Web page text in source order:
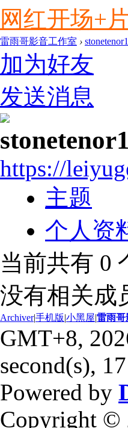
网红开场+
雷雨哥影音工作室 › stonetenor1
加为好友
发送消息
stonetenor1
https://
主题
个人资
当前共有 0
没有相关成
Archiver|手机版|小黑屋|雷雨哥
GMT+8,
second(s),
Powered by
Copyright ©